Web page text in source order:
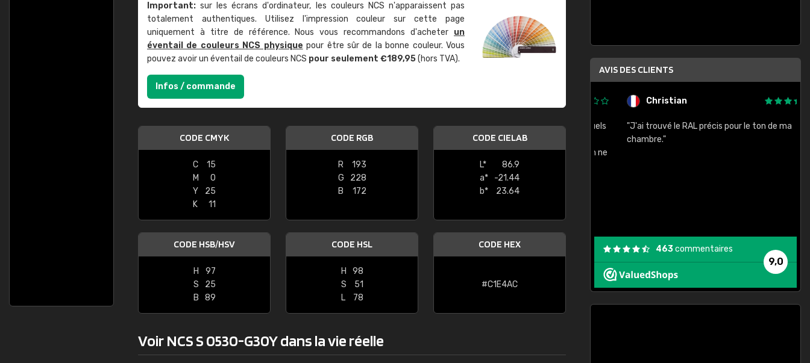
Important: sur les écrans d'ordinateur, les couleurs NCS n'apparaissent pas
totalement authentiques. Utilisez l'impression couleur sur cette page
uniquement à titre de référence. Nous vous recommandons d'acheter un
éventail de couleurs NCS physique pour être sûr de la bonne couleur. Vous
pouvez avoir un éventail de couleurs NCS pour seulement €189,95(hors TVA).
Infos / commande
CODE CMYK
C
15
M
0
Y
25
K
11
CODE RGB
R
193
G
228
B
172
CODE CIELAB
L*
86.9
a*
-21.44
b*
23.64
CODE HSB/HSV
H
97
S
25
B
89
CODE HSL
H
98
S
51
L
78
CODE HEX
#C1E4AC
Voir NCS S 0530-G30Y dans la vie réelle
AVIS DES CLIENTS
"Le site ne permet pas de voir clairement quels
sont les produits disponibles. Il y a plusieurs
palettes de couleurs: Classic, Design, etc. On ne
comprend pas qui est quoi. La livraison s'est
bien passé et le produit reçu me convient."
Christian
"J'ai trouvé le RAL précis pour le ton de ma
chambre."
9,0
463commentaires